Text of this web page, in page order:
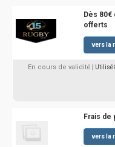
Dès
offerts
vers la
En cours de validité |
Frais
vers la